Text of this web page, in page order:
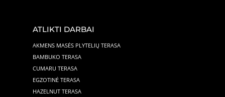
ATLIKTI DARBAI
AKMENS MASĖS PLYTELIŲ TERASA
BAMBUKO TERASA
CUMARU TERASA
EGZOTINĖ TERASA
HAZELNUT TERASA